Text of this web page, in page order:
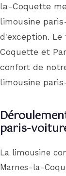
la-Coquette
limousine
d'exception.
Coquette et
confort de
limousine
paris-
La limousine
Marnes-la-